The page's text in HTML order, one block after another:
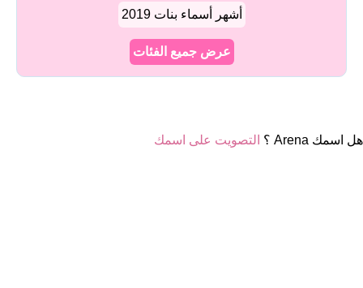
أشهر أسماء بنات 2019
عرض جميع الفئات
هل اسمك Arena ؟ التصويت على اسمك